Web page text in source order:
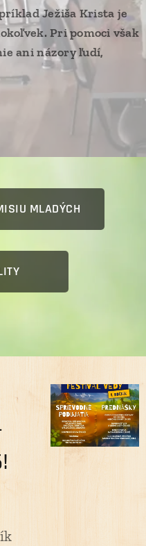
Ježiša Krista je
Pri pomoci však
ani názory ľudí,
MLADÝCH